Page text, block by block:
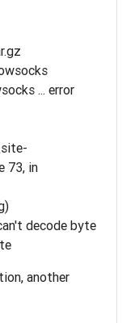
... error
73, in
decode byte
another